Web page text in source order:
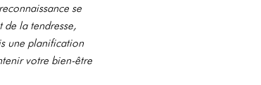
se
de la tendresse,
une planification
votre bien-être